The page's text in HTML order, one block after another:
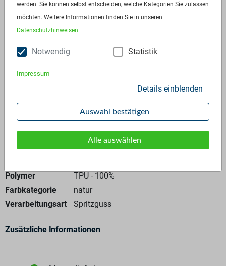
Standardverpackung/Bereitstellungsart:Sonstige
Preis:Auf Anfrage
Anfrage stellen
Polymer
TPU - 100%
Farbkategorie
natur
Verarbeitungsart
Spritzguss
Zusätzliche Informationen
werden. Sie können selbst entscheiden, welche Kategorien Sie zulassen
möchten. Weitere Informationen finden Sie in unseren
Datenschutzhinweisen.
Notwendig Statistik
Impressum
Details einblenden
Auswahl bestätigen
Alle auswählen